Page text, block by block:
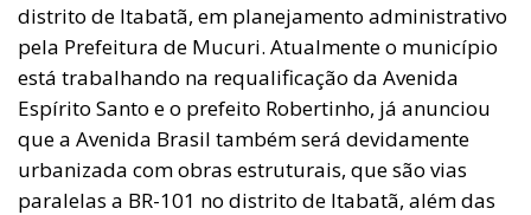
distrito de Itabatã, em planejamento administrativo
pela Prefeitura de Mucuri. Atualmente o município
está trabalhando na requalificação da Avenida
Espírito Santo e o prefeito Robertinho, já anunciou
que a Avenida Brasil também será devidamente
urbanizada com obras estruturais, que são vias
paralelas a BR-101 no distrito de Itabatã, além das